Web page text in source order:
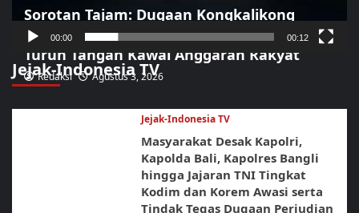
00:00 00:12
Jejak-Indonesia TV
Sorotan Tajam: Dugaan Kongkalikong
Proyek Kota Pasuruan Terkuak, LSM LIRA
Turun Tangan Kawal Anggaran Rakyat
Redaksi Agustus 3, 2026
Jejak-Indonesia TV
Masyarakat Desak Kapolri,
Kapolda Bali, Kapolres Bangli
hingga Jajaran TNI Tingkat
Kodim dan Korem Awasi serta
Tindak Tegas Dugaan Perjudian